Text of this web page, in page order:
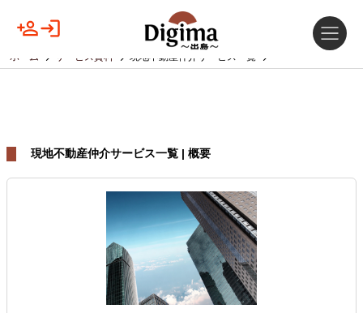
ホーム サービス資料 現地不動産仲介サービス一覧
現地不動産仲介サービス一覧 | 概要